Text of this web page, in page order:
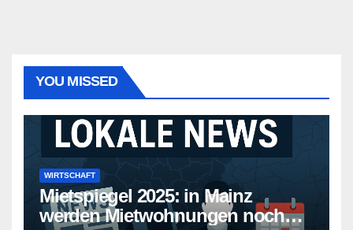
YOU MISSED
WIRTSCHAFT
Mietspiegel 2025: in Mainz
werden Mietwohnungen noch